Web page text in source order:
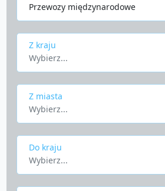
Przewozy międzynarodowe
Z kraju
Wybierz...
Z miasta
Wybierz...
Do kraju
Wybierz...